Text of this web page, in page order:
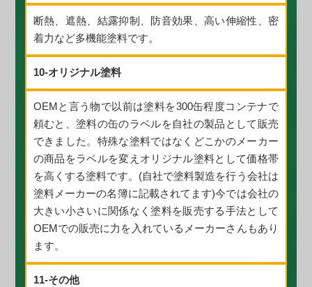
断熱、遮熱、結露抑制、防音効果、高い伸縮性、密
着力など多機能塗料です。
10-オリジナル塗料
OEMと言う物で以前は塗料を300缶程度コンテナで
頼むと、塗料の缶のラベルを自社の製品として販売
できました。特殊な塗料ではなくどこかのメーカー
の商品をラベルを変えオリジナル塗料として価格帯
を高くする塗料です。(自社で塗料製造を行う会社は
塗料メーカーの名簿に記載されてます)今では会社の
大きい小さいに関係なく塗料を販売する手法として
OEMでの販売に力を入れているメーカーさんもあり
ます。
11-その他